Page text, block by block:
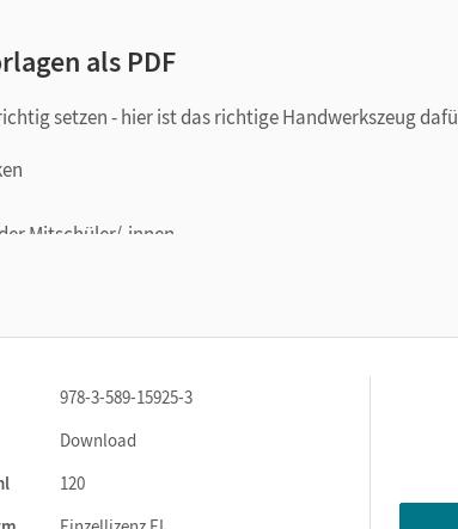
als PDF
setzen - hier ist das richtige Handwerkszeug
Mitschüler/-innen
innen
978-3-589-15925-3
Download
120